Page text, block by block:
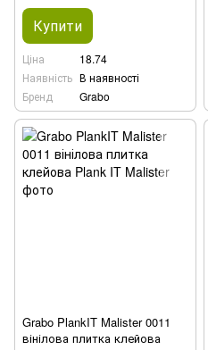
Купити
Ціна
18.74
Наявність В наявності
Бренд
Grabo
Grabo PlankIT Malister 0011
вінілова плитка клейова